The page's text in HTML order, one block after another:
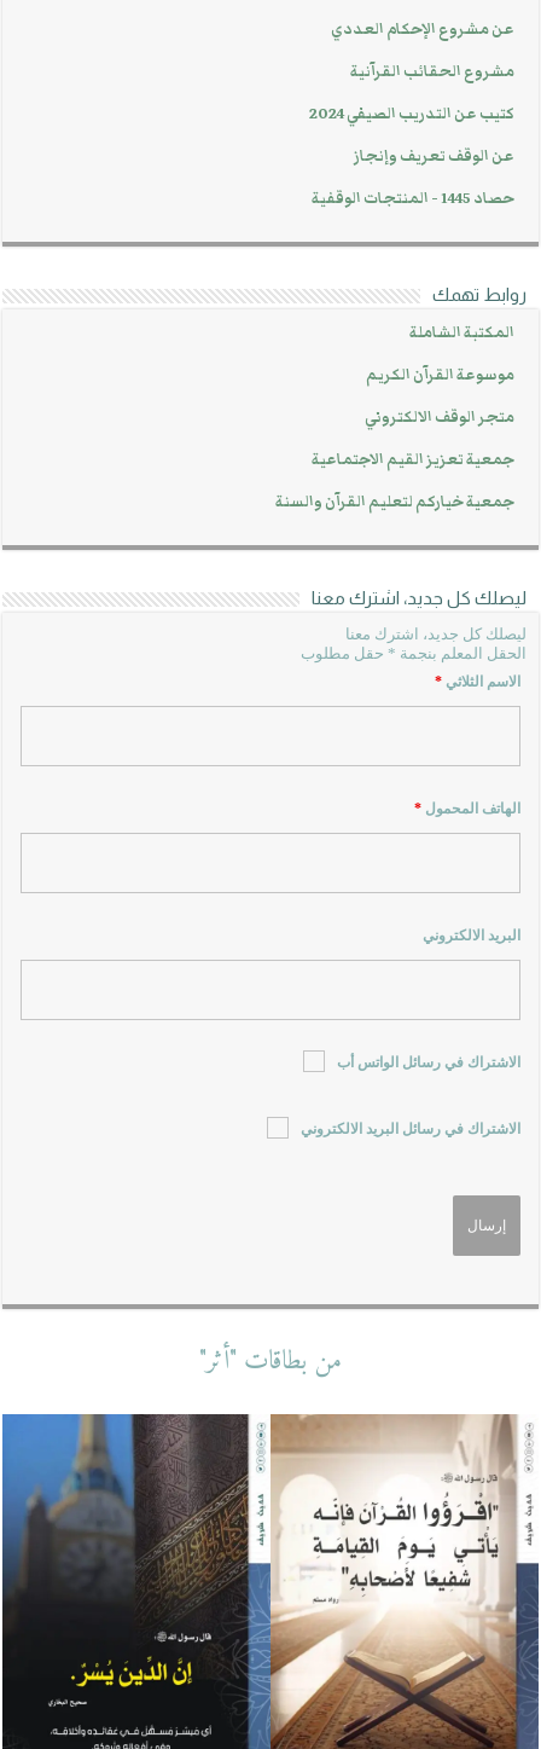
عن مشروع الإحكام العددي
مشروع الحقائب القرآنية
كتيب عن التدريب الصيفي 2024
عن الوقف تعريف وإنجاز
حصاد 1445 - المنتجات الوقفية
روابط تهمك
المكتبة الشاملة
موسوعة القرآن الكريم
متجر الوقف الالكتروني
جمعية تعزيز القيم الاجتماعية
جمعية خياركم لتعليم القرآن والسنة
ليصلك كل جديد، اشترك معنا
ليصلك كل جديد، اشترك معنا
الحقل المعلم بنجمة * حقل مطلوب
الاسم الثلاثي*
الهاتف المحمول*
البريد الالكتروني
الاشتراك في رسائل الواتس أب
الاشتراك في رسائل البريد الالكتروني
من بطاقات "أثر"